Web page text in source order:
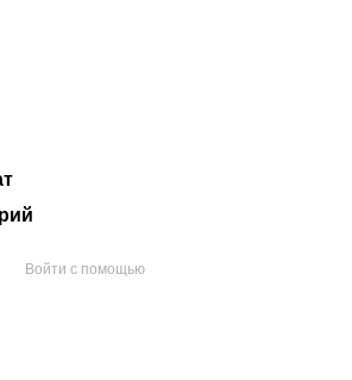
Войти с помощью